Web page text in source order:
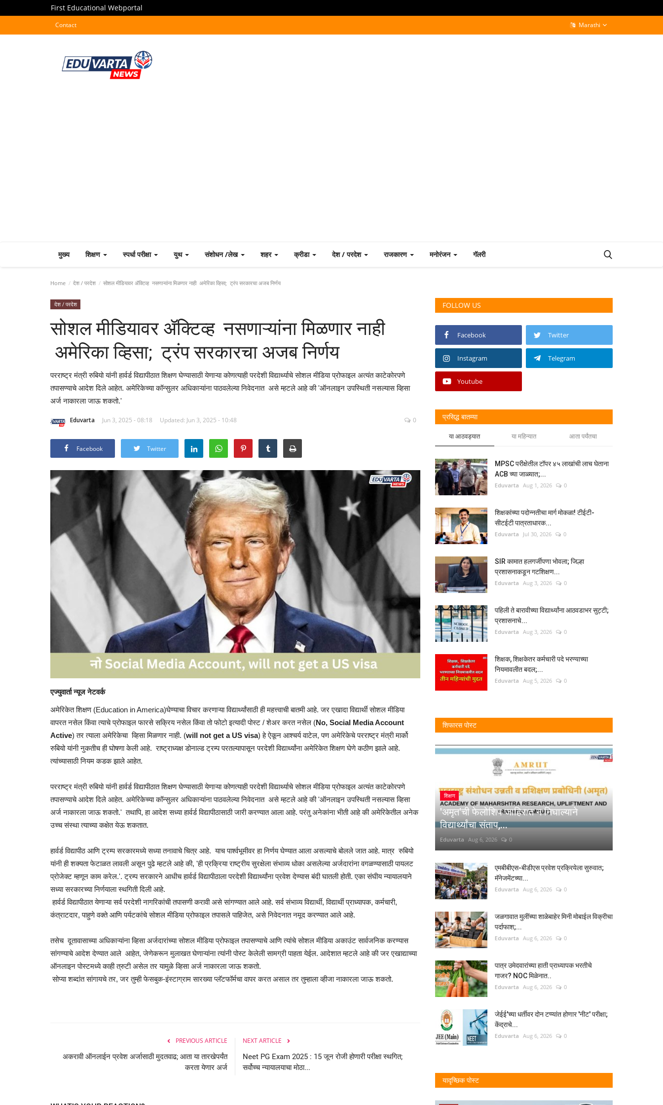
First Educational Webportal
Contact Marathi
मुख्य शिक्षण स्पर्धा परीक्षा युथ संशोधन /लेख शहर क्रीडा देश / परदेश राजकारण मनोरंजन गॅलरी
Home देश / परदेश सोशल मीडियावर ॲक्टिव्ह नसणाऱ्यांना मिळणार नाही अमेरिका व्हिसा; ट्रंप सरकारचा अजब निर्णय
देश / परदेश
सोशल मीडियावर ॲक्टिव्ह नसणाऱ्यांना मिळणार नाही
अमेरिका व्हिसा; ट्रंप सरकारचा अजब निर्णय
परराष्ट्र मंत्री रुबियो यांनी हार्वर्ड विद्यापीठात शिक्षण घेण्यासाठी येणाऱ्या कोणत्याही परदेशी विद्यार्थ्याचे सोशल मीडिया प्रोफाइल अत्यंत काटेकोरपणे
तपासण्याचे आदेश दिले आहेत. अमेरिकेच्या कॉन्सुलर अधिकाऱ्यांना पाठवलेल्या निवेदनात असे म्हटले आहे की 'ऑनलाइन उपस्थिती नसल्यास व्हिसा
अर्ज नाकारला जाऊ शकतो.'
Eduvarta Jun 3, 2025 - 08:18 Updated: Jun 3, 2025 - 10:48 0
Facebook Twitter
एज्युवार्ता न्यूज नेटवर्क
अमेरिकेत शिक्षण (Education in America)घेण्याचा विचार करणाऱ्या विद्यार्थ्यांसाठी ही महत्त्वाची बातमी आहे. जर एखादा विद्यार्थी सोशल मीडिया
वापरत नसेल किंवा त्याचे प्रोफाइल फारसे सक्रिय नसेल किंवा तो फोटो इत्यादी पोस्ट / शेअर करत नसेल (No, Social Media Account
Active) तर त्याला अमेरिकेचा व्हिसा मिळणार नाही. (will not get a US visa) हे ऐकून आश्चर्य वाटेल, पण अमेरिकेचे परराष्ट्र मंत्री मार्को
रुबियो यांनी नुकतीच ही घोषणा केली आहे. राष्ट्राध्यक्ष डोनाल्ड ट्रम्प परतल्यापासून परदेशी विद्यार्थ्यांना अमेरिकेत शिक्षण घेणे कठीण झाले आहे.
त्यांच्यासाठी नियम कडक झाले आहेत.
परराष्ट्र मंत्री रुबियो यांनी हार्वर्ड विद्यापीठात शिक्षण घेण्यासाठी येणाऱ्या कोणत्याही परदेशी विद्यार्थ्याचे सोशल मीडिया प्रोफाइल अत्यंत काटेकोरपणे
तपासण्याचे आदेश दिले आहेत. अमेरिकेच्या कॉन्सुलर अधिकाऱ्यांना पाठवलेल्या निवेदनात असे म्हटले आहे की 'ऑनलाइन उपस्थिती नसल्यास व्हिसा
अर्ज नाकारला जाऊ शकतो.' तथापि, हा आदेश सध्या हार्वर्ड विद्यापीठासाठी जारी करण्यात आला आहे. परंतु अनेकांना भीती आहे की अमेरिकेतील अनेक
उच्च संस्था त्याच्या कक्षेत येऊ शकतात.
हार्वर्ड विद्यापीठ आणि ट्रम्प सरकारमध्ये सध्या तनावाचे चित्र आहे. याच पार्श्वभूमीवर हा निर्णय घेण्यात आला असल्याचे बोलले जात आहे. मात्र रुबियो
यांनी ही शक्यता फेटाळत लावली असून पुढे म्हटले आहे की, 'ही प्रक्रिया राष्ट्रीय सुरक्षेला संभाव्य धोका असलेल्या अर्जदारांना वगळण्यासाठी पायलट
प्रोजेक्ट म्हणून काम करेल.'. ट्रम्प सरकारने आधीच हार्वर्ड विद्यापीठाला परदेशी विद्यार्थ्यांना प्रवेश देण्यास बंदी घातली होती. एका संघीय न्यायालयाने
सध्या सरकारच्या निर्णयाला स्थगिती दिली आहे.
हार्वर्ड विद्यापीठात येणाऱ्या सर्व परदेशी नागरिकांची तपासणी करावी असे सांगण्यात आले आहे. सर्व संभाव्य विद्यार्थी, विद्यार्थी प्राध्यापक, कर्मचारी,
कंत्राटदार, पाहुणे वक्ते आणि पर्यटकांचे सोशल मीडिया प्रोफाइल तपासले पाहिजेत, असे निवेदनात नमूद करण्यात आले आहे.
तसेच दूतावासाच्या अधिकाऱ्यांना व्हिसा अर्जदारांच्या सोशल मीडिया प्रोफाइल तपासण्याचे आणि त्यांचे सोशल मीडिया अकाउंट सार्वजनिक करण्यास
सांगण्याचे आदेश देण्यात आले आहेत, जेणेकरून मुलाखत घेणाऱ्यांना त्यांनी पोस्ट केलेली सामग्री पाहता येईल. आदेशात म्हटले आहे की जर एखाद्याच्या
ऑनलाइन पोस्टमध्ये काही त्रुटी असेल तर यामुळे व्हिसा अर्ज नाकारला जाऊ शकतो.
सोप्या शब्दांत सांगायचे तर, जर तुम्ही फेसबुक-इंस्टाग्राम सारख्या प्लॅटफॉर्मचा वापर करत असाल तर तुम्हाला व्हीजा नाकारला जाऊ शकतो.
PREVIOUS ARTICLE
अकरावी ऑनलाईन प्रवेश अर्जासाठी मुदतवाढ; आता या तारखेपर्यंत
करता येणार अर्ज
NEXT ARTICLE
Neet PG Exam 2025 : 15 जून रोजी होणारी परीक्षा स्थगित;
सर्वोच्च न्यायालयाचा मोठा...
FOLLOW US
Facebook Twitter
Instagram Telegram
Youtube
प्रसिद्ध बातम्या
या आठवड्यात या महिन्यात आता पर्यंतचा
MPSC परीक्षेतील टॉपर ४५ लाखांची लाच घेताना
ACB च्या जाळ्यात;...
Eduvarta Aug 1, 2026 0
शिक्षकांच्या पदोन्नतीचा मार्ग मोकळा! टीईटी-
सीटईटी पात्रताधारक...
Eduvarta Jul 30, 2026 0
SIR कामात हलगर्जीपणा भोवला; जिल्हा
प्रशासनाकडून गटशिक्षण...
Eduvarta Aug 3, 2026 0
पहिली ते बारावीच्या विद्यार्थ्यांना आठवडाभर सुट्टी;
प्रशासनाचे...
Eduvarta Aug 3, 2026 0
शिक्षक, शिक्षकेतर कर्मचारी पदे भरण्याच्या
नियमावलीत बदल;...
Eduvarta Aug 5, 2026 0
शिफारस पोस्ट
शिक्षण
'अमृत'ची फेलोशिप जाहिरात न निघाल्याने
विद्यार्थ्यांचा संताप,...
Eduvarta Aug 6, 2026 0
एमबीबीएस-बीडीएस प्रवेश प्रक्रियेला सुरुवात;
मॅनेजमेंटच्या...
Eduvarta Aug 6, 2026 0
जळगावात मुलींच्या शाळेबाहेर मिनी मोबाईल विक्रीचा
पर्दाफाश;...
Eduvarta Aug 6, 2026 0
पात्र उमेदवारांच्या हाती प्राध्यापक भरतीचे
गाजर? NOC मिळेनात..
Eduvarta Aug 6, 2026 0
जेईई'च्या धर्तीवर दोन टप्प्यांत होणार 'नीट' परीक्षा;
केंद्राचे...
Eduvarta Aug 6, 2026 0
यादृच्छिक पोस्ट